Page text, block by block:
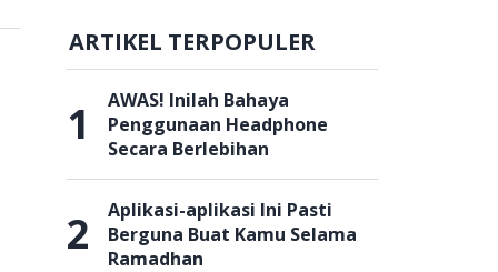
ARTIKEL TERPOPULER
1
AWAS! Inilah Bahaya
Penggunaan Headphone
Secara Berlebihan
2
Aplikasi-aplikasi Ini Pasti
Berguna Buat Kamu Selama
Ramadhan